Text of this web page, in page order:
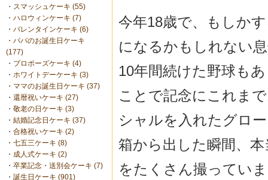
・ スマッシュケーキ (55)
・ ハロウィンケーキ (7)
・ バレンタインケーキ (6)
・ パパのお誕生日ケーキ
(177)
・ プロポーズケーキ (4)
・ ホワイトデーケーキ (3)
・ ママのお誕生日ケーキ (37)
・ 還暦祝いケーキ (27)
・ 敬老の日ケーキ (3)
・ 結婚記念日ケーキ (37)
・ 合格祝いケーキ (2)
・ 七五三ケーキ (8)
・ 成人式ケーキ (2)
・ 卒業記念・送別会ケーキ (7)
・ 誕生日ケーキ (901)
今年18歳で、もしか
になるかもしれない
10年間続けた野球も
ことで記念にこれま
シャルを入れたグロ
箱から出した瞬間、
をたくさん撮ってい